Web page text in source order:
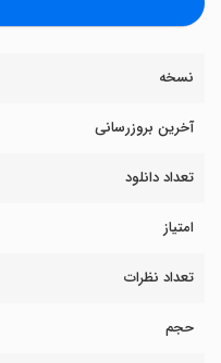
نسخه
آخرین بروزرسانی
تعداد دانلود
امتیاز
تعداد نظرات
حجم